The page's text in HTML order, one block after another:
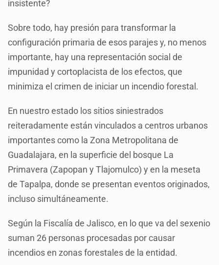
insistente?
Sobre todo, hay presión para transformar la
configuración primaria de esos parajes y, no menos
importante, hay una representación social de
impunidad y cortoplacista de los efectos, que
minimiza el crimen de iniciar un incendio forestal.
En nuestro estado los sitios siniestrados
reiteradamente están vinculados a centros urbanos
importantes como la Zona Metropolitana de
Guadalajara, en la superficie del bosque La
Primavera (Zapopan y Tlajomulco) y en la meseta
de Tapalpa, donde se presentan eventos originados,
incluso simultáneamente.
Según la Fiscalía de Jalisco, en lo que va del sexenio
suman 26 personas procesadas por causar
incendios en zonas forestales de la entidad.